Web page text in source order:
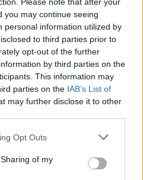
you may continue seeing
personal information utilized by
to third parties prior to
opt-out of the further
by third parties on the
This information may
parties on the IAB’s List of
may further disclose it to other
Opt Outs
of my
di pari livello dei Reds in